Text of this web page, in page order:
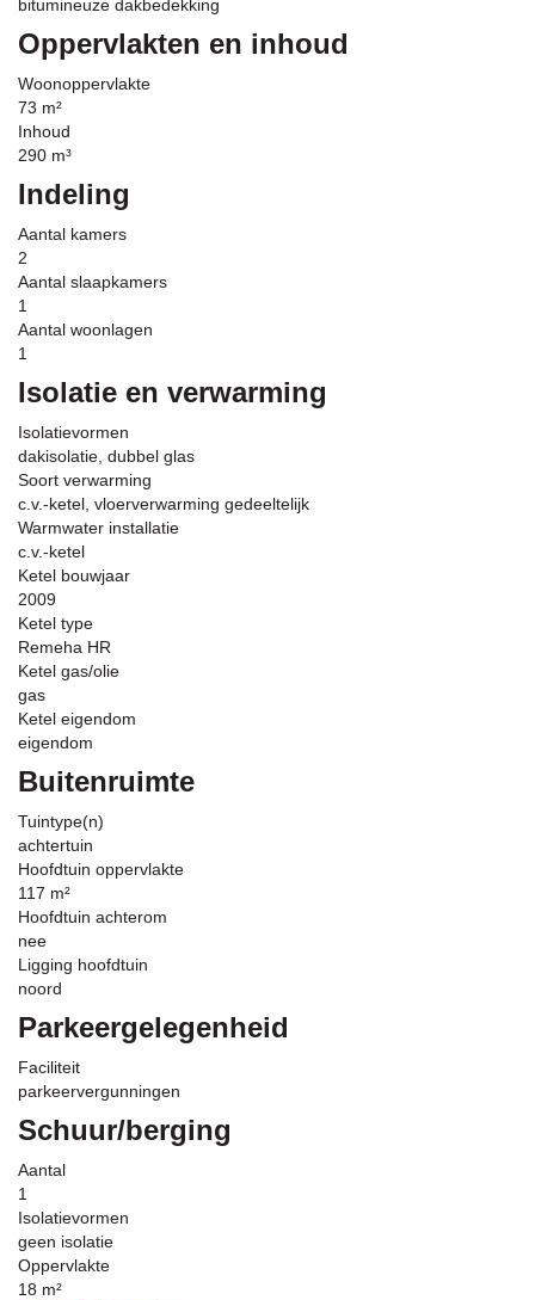
bitumineuze dakbedekking
Oppervlakten en inhoud
Woonoppervlakte
73 m²
Inhoud
290 m³
Indeling
Aantal kamers
2
Aantal slaapkamers
1
Aantal woonlagen
1
Isolatie en verwarming
Isolatievormen
dakisolatie, dubbel glas
Soort verwarming
c.v.-ketel, vloerverwarming gedeeltelijk
Warmwater installatie
c.v.-ketel
Ketel bouwjaar
2009
Ketel type
Remeha HR
Ketel gas/olie
gas
Ketel eigendom
eigendom
Buitenruimte
Tuintype(n)
achtertuin
Hoofdtuin oppervlakte
117 m²
Hoofdtuin achterom
nee
Ligging hoofdtuin
noord
Parkeergelegenheid
Faciliteit
parkeervergunningen
Schuur/berging
Aantal
1
Isolatievormen
geen isolatie
Oppervlakte
18 m²